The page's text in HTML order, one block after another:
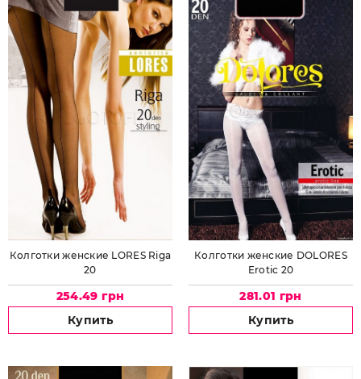
Колготки женские LORES Riga
20
254.49 грн
Купить
Колготки женские DOLORES
Erotic 20
281.01 грн
Купить